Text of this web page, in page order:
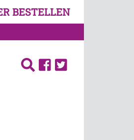
BESTELLEN